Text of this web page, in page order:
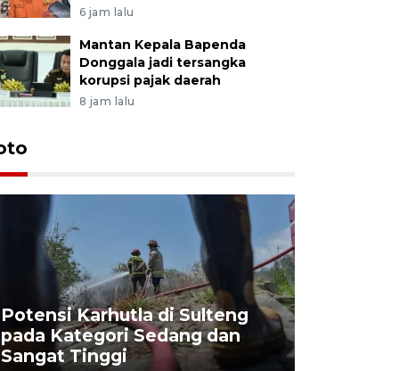
6 jam lalu
Mantan Kepala Bapenda
Donggala jadi tersangka
korupsi pajak daerah
8 jam lalu
Potensi Karhutla di Sulteng
pada Kategori Sedang dan
Sangat Tinggi